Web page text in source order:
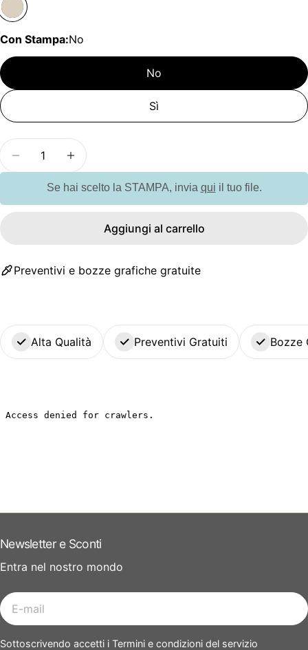
Con Stampa:No
No
Sì
Diminuisci la quantità per G118124 Portachiavi
Aumenta la quantità per G118124
Se hai scelto la STAMPA, invia qui il tuo file.
Aggiungi al carrello
Preventivi e bozze grafiche gratuite
Alta Qualità Preventivi Gratuiti Bozze
Newsletter e Sconti
Entra nel nostro mondo
E-
mail
Sottoscrivendo accetti i Termini e condizioni del servizio